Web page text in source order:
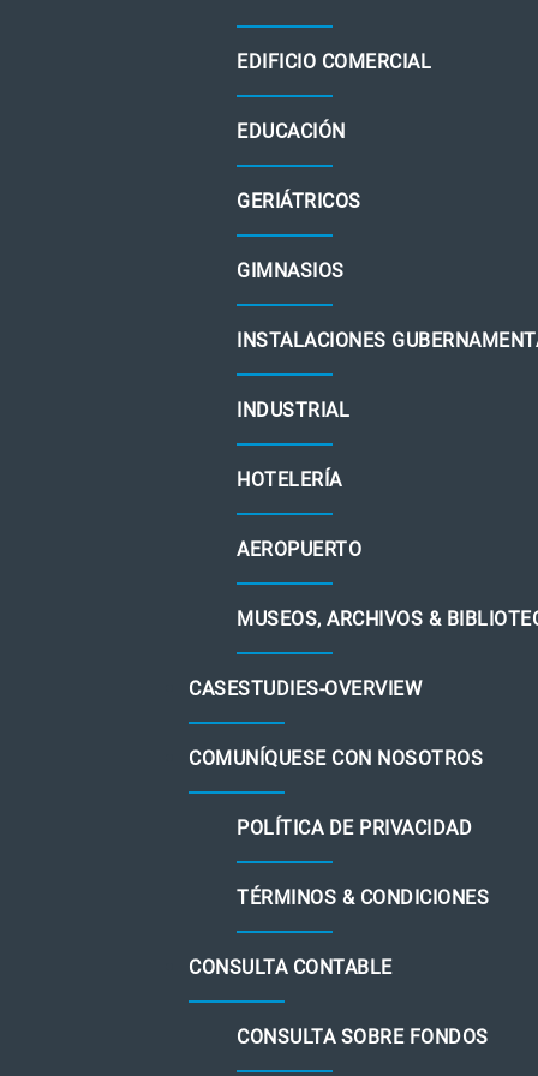
EDIFICIO COMERCIAL
EDUCACIÓN
GERIÁTRICOS
GIMNASIOS
INSTALACIONES
INDUSTRIAL
HOTELERÍA
AEROPUERTO
MUSEOS, ARCHIVOS &
CASESTUDIES-OVERVIEW
COMUNÍQUESE CON NOSOTROS
POLÍTICA DE PRIVACIDAD
TÉRMINOS & CONDICIONES
CONSULTA CONTABLE
CONSULTA SOBRE FONDOS